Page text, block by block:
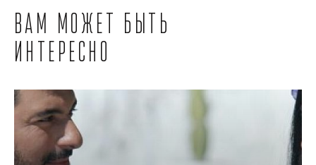
Вам может быть
интересно